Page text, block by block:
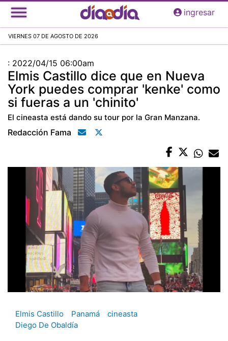
Pasar
al
principal
ingresar
VIERNES 07 DE AGOSTO DE 2026
: 2022/04/15 06:00am
Elmis Castillo dice que en Nueva
York puedes comprar 'kenke' como
si fueras a un 'chinito'
El cineasta está dando su tour por la Gran Manzana.
Redacción Fama
Elmis Castillo Panamá
cineasta
Diego De Obaldía